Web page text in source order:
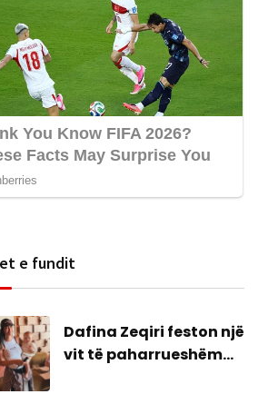
e fundit
Dafina Zeqiri feston një
vit të paharrueshëm